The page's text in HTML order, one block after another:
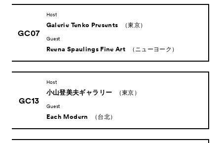
GC07
Host
Galerie Tenko Presents （東京）
Guest
Reena Spaulings Fine Art （ニューヨーク）
GC13
Host
小山登美夫ギャラリー （東京）
Guest
Each Modern （台北）